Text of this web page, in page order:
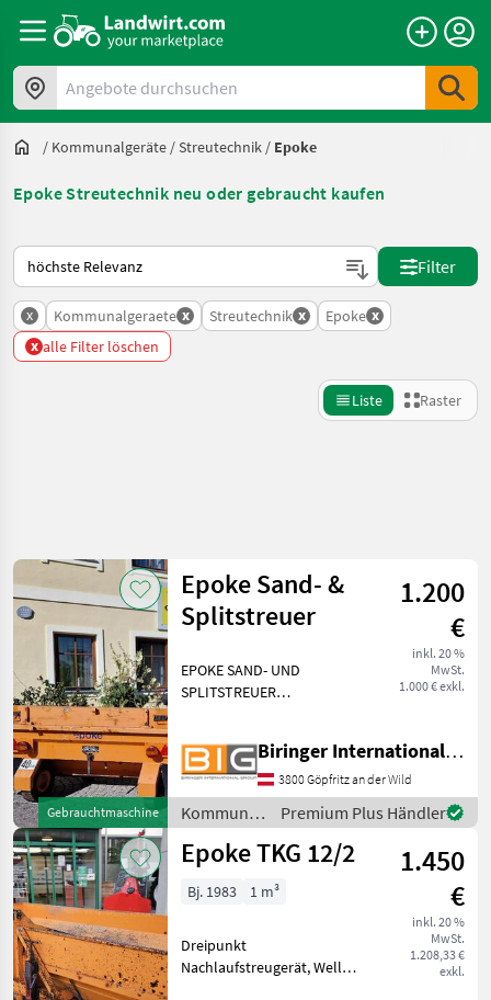
Angebote durchsuchen
/ Kommunalgeräte /Streutechnik / Epoke
Epoke Streutechnik neu oder gebraucht kaufen
So wird auf Landwirt.com sortiert
Filter
x Kommunalgeraete x Streutechnik x Epoke x
x alle Filter löschen
Liste Raster
Kategorie 4 Land Filter
AKTUELLER
PFAD
Kommunaltechnik
Kommunalgeraete
Streutechnik
Epoke
KATEGORIE
WÄHLEN
Epoke
Rauch
Zurücksetzen
Ergebnisse
anzeigen
Gebrauchtmaschine
Epoke Sand- &
Splitstreuer
1.200
€
inkl. 20 %
MwSt.
1.000 € exkl.
EPOKE SAND- UND
SPLITSTREUER
Biringer International GmbH
3800 Göpfritz an der Wild
Kommunalgeräte
/ Epoke
Premium Plus Händler
Epoke TKG 12/2
1.450
€
inkl. 20 %
MwSt.
1.208,33 €
exkl.
Bj. 1983 1 m³
Dreipunkt
Nachlaufstreugerät, Welle